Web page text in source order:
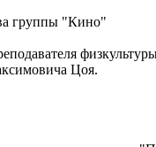
группы "Кино"
Цоя.